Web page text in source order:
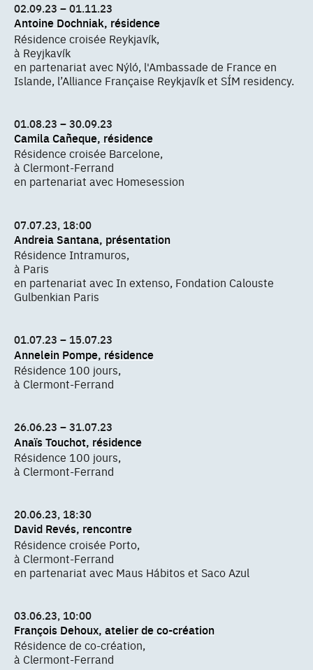
02.09.23 – 01.11.23
Antoine Dochniak, résidence
Résidence croisée Reykjavík,
à Reyjkavík
en partenariat avec Nýló, l'Ambassade de France en
Islande, l’Alliance Française Reykjavík et SÍM residency.
01.08.23 – 30.09.23
Camila Cañeque, résidence
Résidence croisée Barcelone,
à Clermont-Ferrand
en partenariat avec Homesession
07.07.23, 18:00
Andreia Santana, présentation
Résidence Intramuros,
à Paris
en partenariat avec In extenso, Fondation Calouste
Gulbenkian Paris
01.07.23 – 15.07.23
Annelein Pompe, résidence
Résidence 100 jours,
à Clermont-Ferrand
26.06.23 – 31.07.23
Anaïs Touchot, résidence
Résidence 100 jours,
à Clermont-Ferrand
20.06.23, 18:30
David Revés, rencontre
Résidence croisée Porto,
à Clermont-Ferrand
en partenariat avec Maus Hábitos et Saco Azul
03.06.23, 10:00
François Dehoux, atelier de co-création
Résidence de co-création,
à Clermont-Ferrand